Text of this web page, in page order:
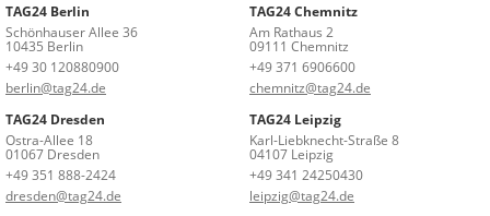
TAG24 Berlin
Schönhauser Allee 36
10435 Berlin
+49 30 120880900
berlin@tag24.de
TAG24 Chemnitz
Am Rathaus 2
09111 Chemnitz
+49 371 6906600
chemnitz@tag24.de
TAG24 Dresden
Ostra-Allee 18
01067 Dresden
+49 351 888-2424
dresden@tag24.de
TAG24 Leipzig
Karl-Liebknecht-Straße 8
04107 Leipzig
+49 341 24250430
leipzig@tag24.de